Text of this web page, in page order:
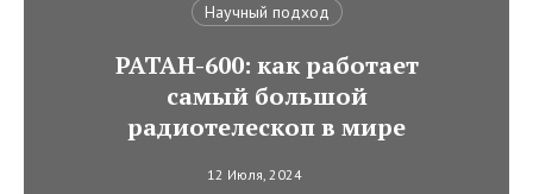
Научный подход
РАТАН-600: как работает
самый большой
радиотелескоп в мире
12 Июля, 2024